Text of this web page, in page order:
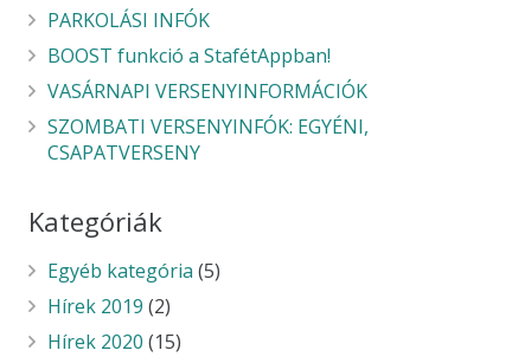
PARKOLÁSI INFÓK
BOOST funkció a StafétAppban!
VASÁRNAPI VERSENYINFORMÁCIÓK
SZOMBATI VERSENYINFÓK: EGYÉNI,
CSAPATVERSENY
Kategóriák
Egyéb kategória (5)
Hírek 2019 (2)
Hírek 2020 (15)